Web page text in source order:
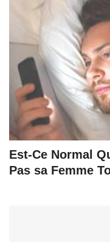
Est-Ce Normal
Pas sa Femme